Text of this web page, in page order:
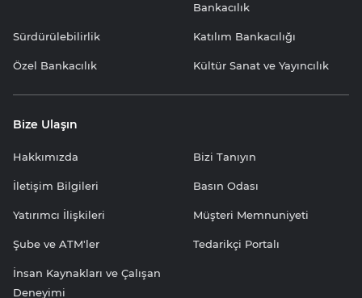
Bankacılık
Sürdürülebilirlik Katılım Bankacılığı
Özel Bankacılık Kültür Sanat ve Yayıncılık
Bize Ulaşın
Hakkımızda Bizi Tanıyın
İletişim Bilgileri Basın Odası
Yatırımcı İlişkileri Müşteri Memnuniyeti
Şube ve ATM'ler Tedarikçi Portalı
İnsan Kaynakları ve Çalışan
Deneyimi